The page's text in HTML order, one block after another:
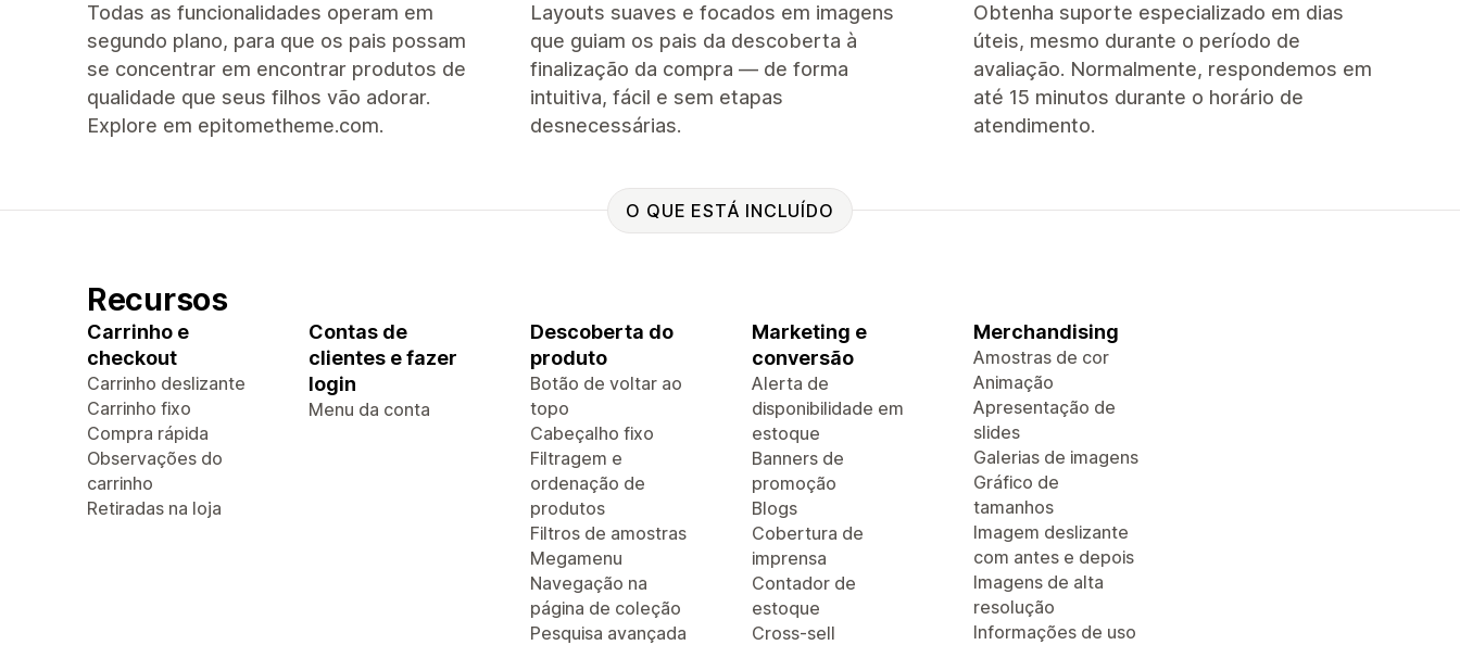
Todas as funcionalidades operam em
segundo plano, para que os pais possam
se concentrar em encontrar produtos de
qualidade que seus filhos vão adorar.
Explore em epitometheme.com.
Layouts suaves e focados em imagens
que guiam os pais da descoberta à
finalização da compra — de forma
intuitiva, fácil e sem etapas
desnecessárias.
Obtenha suporte especializado em dias
úteis, mesmo durante o período de
avaliação. Normalmente, respondemos em
até 15 minutos durante o horário de
atendimento.
O QUE ESTÁ INCLUÍDO
Recursos
Carrinho e
checkout
Carrinho deslizante
Carrinho fixo
Compra rápida
Observações do
carrinho
Retiradas na loja
Contas de
clientes e fazer
login
Menu da conta
Descoberta do
produto
Botão de voltar ao
topo
Cabeçalho fixo
Filtragem e
ordenação de
produtos
Filtros de amostras
Megamenu
Navegação na
página de coleção
Pesquisa avançada
Marketing e
conversão
Alerta de
disponibilidade em
estoque
Banners de
promoção
Blogs
Cobertura de
imprensa
Contador de
estoque
Cross-sell
Merchandising
Amostras de cor
Animação
Apresentação de
slides
Galerias de imagens
Gráfico de
tamanhos
Imagem deslizante
com antes e depois
Imagens de alta
resolução
Informações de uso